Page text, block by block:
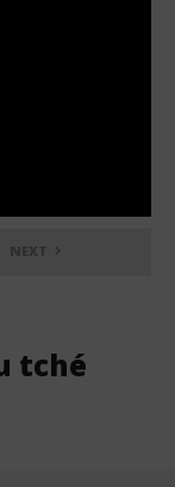
tché